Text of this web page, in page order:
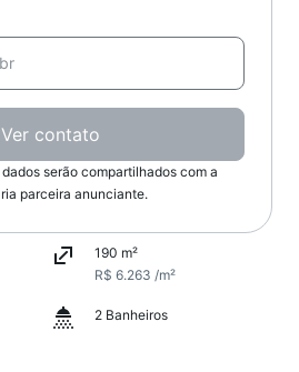
Ver contato
serão compartilhados com a
parceira anunciante.
190 m²
R$ 6.263 /m²
2 Banheiros